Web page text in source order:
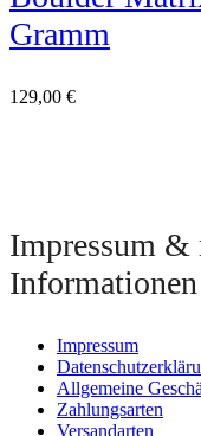
Gramm
129,00 €
Impressum &
Informationen
Impressum
Allgemeine
Zahlungsarten
Versandarten